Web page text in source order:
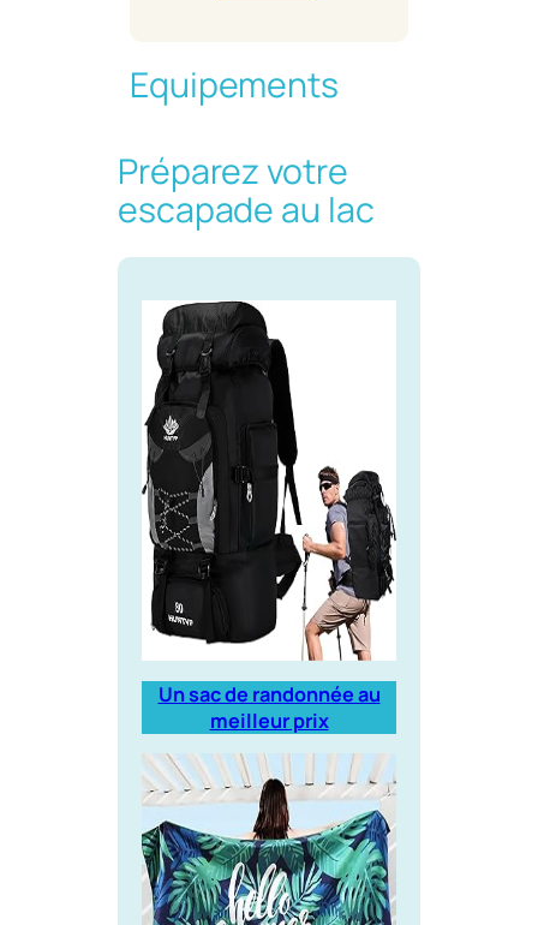
Equipements
Préparez votre
escapade au lac
Un sac de randonnée au
meilleur prix